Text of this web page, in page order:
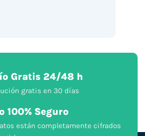
Gratis 24/48 h
gratis en 30 días
100% Seguro
están completamente cifrados